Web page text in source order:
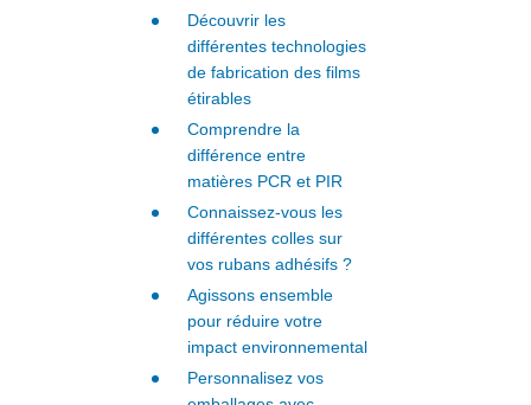
Découvrir les
différentes technologies
de fabrication des films
étirables
Comprendre la
différence entre
matières PCR et PIR
Connaissez-vous les
différentes colles sur
vos rubans adhésifs ?
Agissons ensemble
pour réduire votre
impact environnemental
Personnalisez vos